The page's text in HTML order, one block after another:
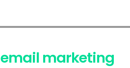
email marketing